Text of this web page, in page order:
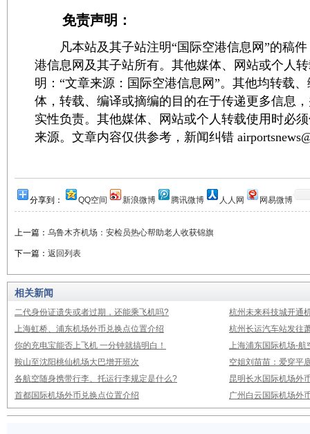
免责声明：
凡本站及其子站注明“国际空港信息网”的稿件
港信息网及其子站所有。其他媒体、网站或个人
明：“文章来源：国际空港信息网”。其他均转载
体，转载、编译或摘编的目的在于传递更多信息
实性负责。其他媒体、网站或个人转载使用时必
来源。文章内容仅供参考，新闻纠错
分享到： QQ空间 新浪微博 腾讯微博 人人网 网易微博
上一篇： 乌鲁木齐机场：安检员热心帮助老人收获锦旗
下一篇： 返回列表
相关新闻
二代身份证遗失或者过期，还能乘飞机吗?
杭州未来科技城开通
上海虹桥、浦东机场外币兑换点位置介绍
杭州长运汽车站发往
你的充电宝能否上飞机 一分钟就搞明白！
上海浦东国际机场-航
鞍山至沈阳桃仙机场大巴增开班次
空姐刘苗苗：爱穿平
各航空随身携带行李、托运行李规定是什么?
昆明长水国际机场外
首都国际机场外币兑换点位置介绍
广州白云国际机场外